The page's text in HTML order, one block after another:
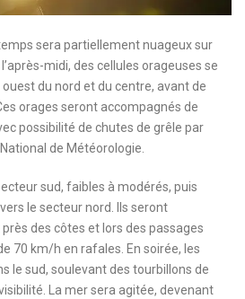
sera partiellement nuageux sur
midi, des cellules orageuses se
du nord et du centre, avant de
orages seront accompagnés de
possibilité de chutes de grêle par
de Météorologie.
sud, faibles à modérés, puis
le secteur nord. Ils seront
des côtes et lors des passages
70 km/h en rafales. En soirée, les
le sud, soulevant des tourbillons de
La mer sera agitée, devenant